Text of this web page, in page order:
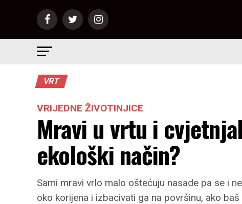
VRT
VRIJEDNE ŽIVOTINJICE
Mravi u vrtu i
ekološki način?
Sami mravi vrlo malo oštećuju nasade pa se i
oko korijena i izbacivati ga na površinu, ako